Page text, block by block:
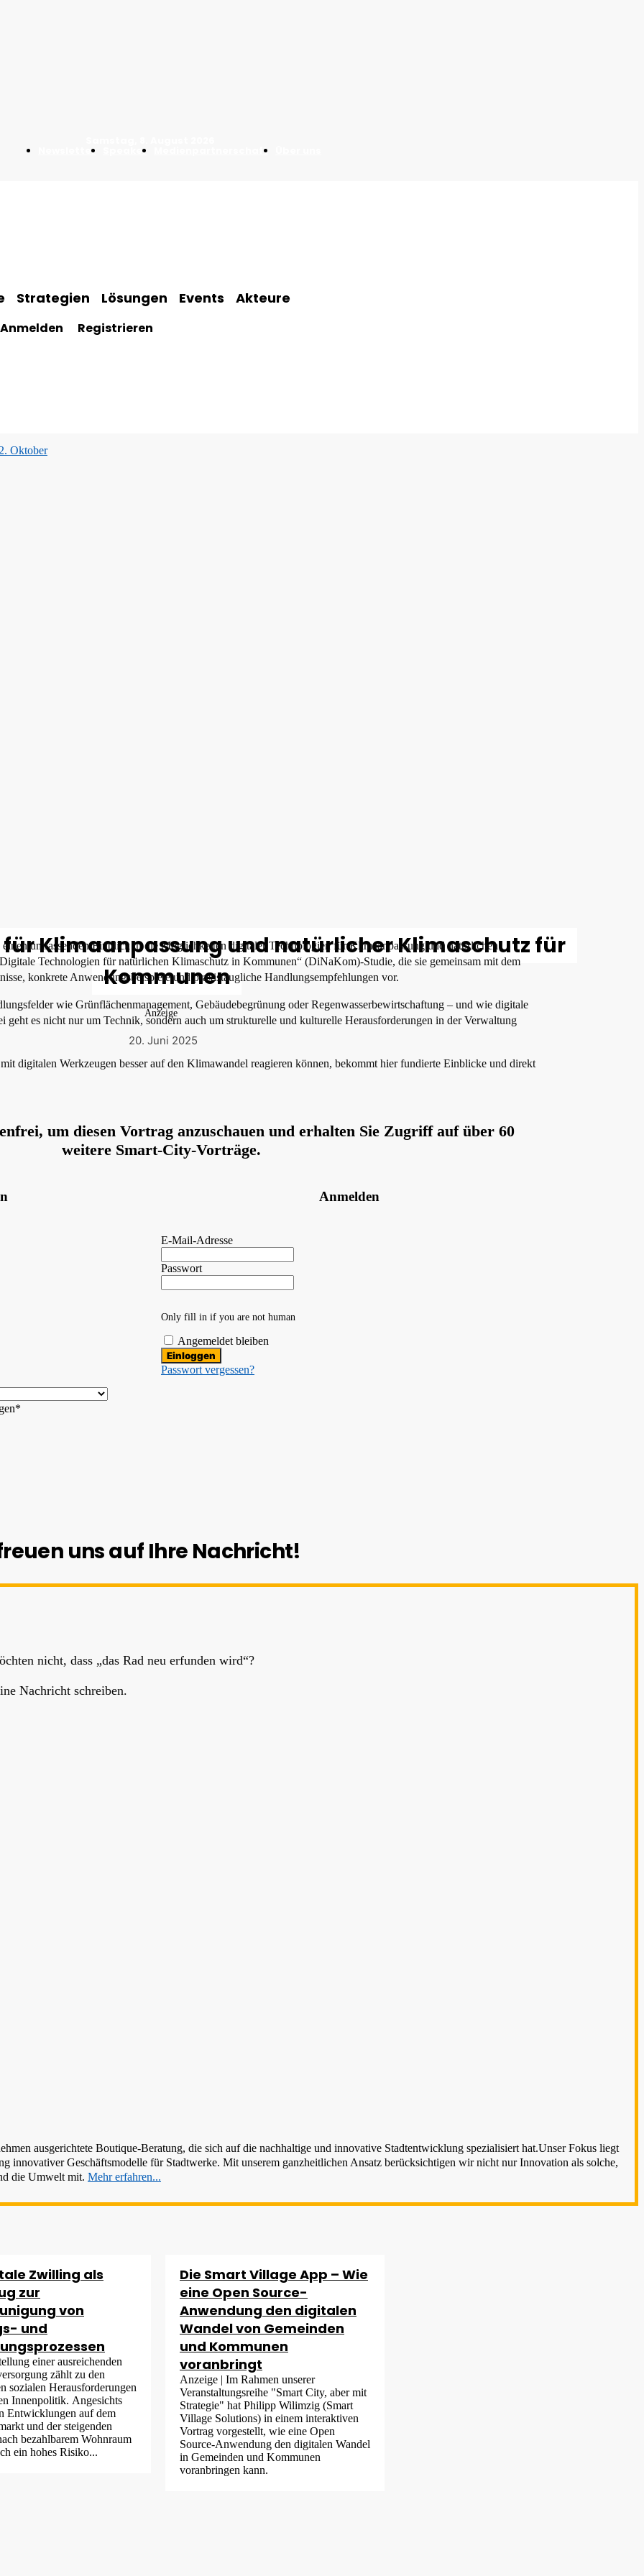
Newsletter Speaker Medienpartnerschaft
Strategien Lösungen Events Akteure
Anmelden Registrieren
Klimaanpassung und natürlicher Klimaschutz für
Kommunen
Anzeige
20. Juni 2025
einen umfassenden Einblick in die Möglichkeiten digitaler Technologien für Klimaanpassung und natürlichen
Technologien für natürlichen Klimaschutz in Kommunen“ (DiNaKom)-Studie, die sie gemeinsam mit dem
konkrete Anwendungsbeispiele und praxistaugliche Handlungsempfehlungen vor.
wie Grünflächenmanagement, Gebäudebegrünung oder Regenwasserbewirtschaftung – und wie digitale
geht es nicht nur um Technik, sondern auch um strukturelle und kulturelle Herausforderungen in der Verwaltung
digitalen Werkzeugen besser auf den Klimawandel reagieren können, bekommt hier fundierte Einblicke und direkt
um diesen Vortrag anzuschauen und erhalten Sie Zugriff auf über 60
weitere Smart-City-Vorträge.
Anmelden
E-Mail-Adresse
Passwort
Only fill in if you are not human
Angemeldet bleiben
Passwort vergessen?
uns auf Ihre Nachricht!
nicht, dass „das Rad neu erfunden wird“?
Nachricht schreiben.
ausgerichtete Boutique-Beratung, die sich auf die nachhaltige und innovative Stadtentwicklung spezialisiert hat.Unser Fokus liegt
innovativer Geschäftsmodelle für Stadtwerke. Mit unserem ganzheitlichen Ansatz berücksichtigen wir nicht nur Innovation als solche,
die Umwelt mit. Mehr erfahren...
Zwilling als
zur
von
und
einer ausreichenden
zählt zu den
sozialen Herausforderungen
Innenpolitik. Angesichts
Entwicklungen auf dem
und der steigenden
bezahlbarem Wohnraum
ein hohes Risiko...
Die Smart Village App – Wie
eine Open Source-
Anwendung den digitalen
Wandel von Gemeinden
und Kommunen
voranbringt
Anzeige | Im Rahmen unserer
Veranstaltungsreihe "Smart City, aber mit
Strategie" hat Philipp Wilimzig (Smart
Village Solutions) in einem interaktiven
Vortrag vorgestellt, wie eine Open
Source-Anwendung den digitalen Wandel
in Gemeinden und Kommunen
voranbringen kann.